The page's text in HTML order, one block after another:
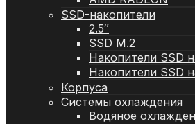
SSD-накопители
2.5″
SSD M.2
Накопители SSD
Накопители SSD
Корпуса
Системы охлаждения
Водяное